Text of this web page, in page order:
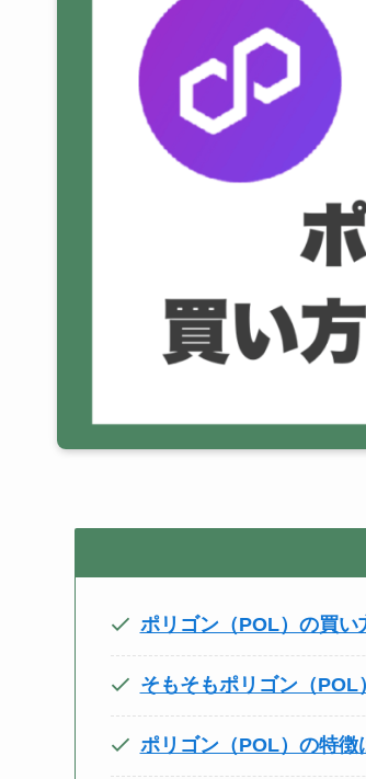
ポリゴン（POL）の買い
そもそもポリゴン（POL
ポリゴン（POL）の特徴